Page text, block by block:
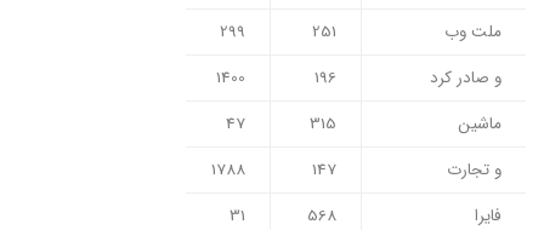
ملت وب
251
299
و صادر کرد
196
1400
ماشین
315
47
و تجارت
147
1788
فایرا
568
31